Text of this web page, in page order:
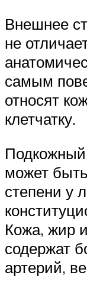
Внешнее
не
самым
относят
клетчатку.
может
степени у
Кожа, жир
содержат
артерий,